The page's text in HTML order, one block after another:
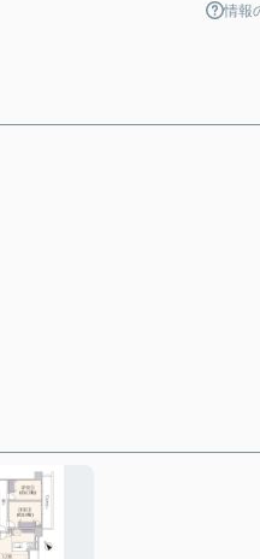
情報